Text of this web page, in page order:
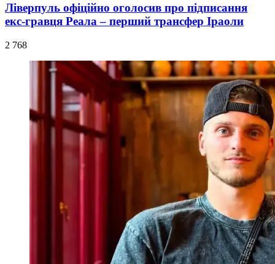
Ліверпуль офіційно оголосив про підписання
екс-гравця Реала – перший трансфер Іраоли
2 768